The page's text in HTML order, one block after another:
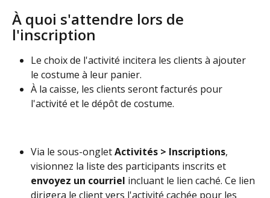
À quoi s'attendre lors de
l'inscription
Le choix de l'activité incitera les clients à ajouter
le costume à leur panier.
À la caisse, les clients seront facturés pour
l'activité et le dépôt de costume.
Via le sous-onglet Activités > Inscriptions,
visionnez la liste des participants inscrits et
envoyez un courriel incluant le lien caché. Ce lien
dirigera le client vers l'activité cachée pour les